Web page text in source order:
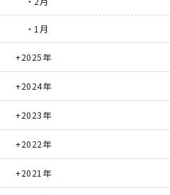
・1月
2025年
2024年
2023年
2022年
2021年